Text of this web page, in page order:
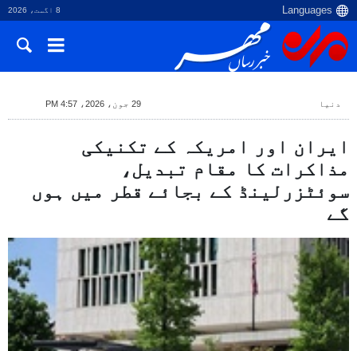
8 اگست، 2026
دنیا 29 جون، 2026، 4:57 PM
ایران اور امریکہ کے تکنیکی
مذاکرات کا مقام تبدیل،
سوئٹزرلینڈ کے بجائے قطر میں ہوں
گے